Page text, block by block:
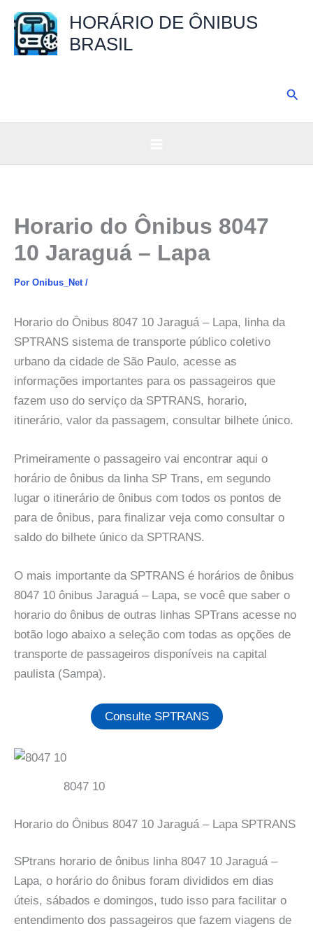
para
HORÁRIO DE ÔNIBUS
BRASIL
Horario do Ônibus 8047
10 Jaraguá – Lapa
Por Onibus_Net /
Horario do Ônibus 8047 10 Jaraguá – Lapa, linha da
SPTRANS sistema de transporte público coletivo
urbano da cidade de São Paulo, acesse as
informações importantes para os passageiros que
fazem uso do serviço da SPTRANS, horario,
itinerário, valor da passagem, consultar bilhete único.
Primeiramente o passageiro vai encontrar aqui o
horário de ônibus da linha SP Trans, em segundo
lugar o itinerário de ônibus com todos os pontos de
para de ônibus, para finalizar veja como consultar o
saldo do bilhete único da SPTRANS.
O mais importante da SPTRANS é horários de ônibus
8047 10 ônibus Jaraguá – Lapa, se você que saber o
horario do ônibus de outras linhas SPTrans acesse no
botão logo abaixo a seleção com todas as opções de
transporte de passageiros disponíveis na capital
paulista (Sampa).
Consulte SPTRANS
8047 10
Horario do Ônibus 8047 10 Jaraguá – Lapa SPTRANS
SPtrans horario de ônibus linha 8047 10 Jaraguá –
Lapa, o horário do ônibus foram divididos em dias
úteis, sábados e domingos, tudo isso para facilitar o
entendimento dos passageiros que fazem viagens de